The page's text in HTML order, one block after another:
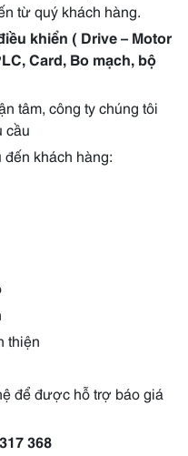
từ quý khách hàng.
khiển ( Drive – Motor
Card, Bo mạch, bộ
tâm, công ty chúng tôi
cầu
khách hàng:
thiện
để được hỗ trợ báo giá
368